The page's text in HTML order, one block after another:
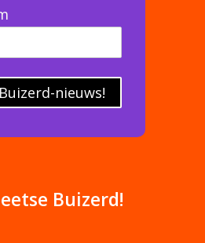
nieuws!
Buizerd!